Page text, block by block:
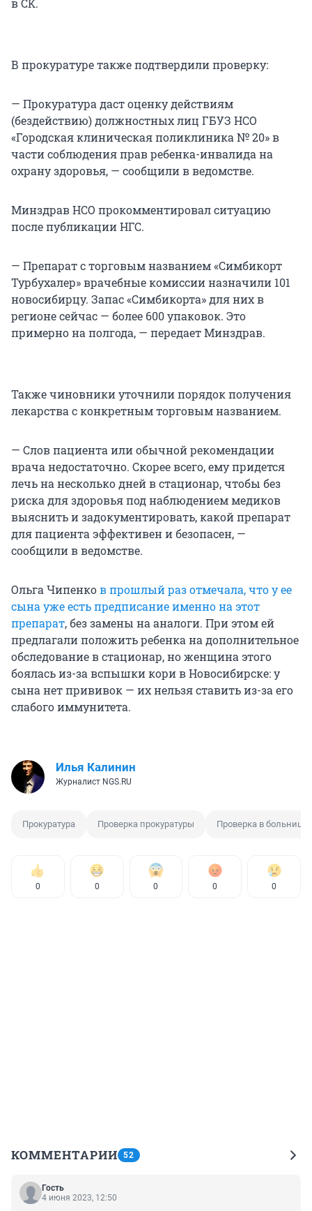
в СК.
В прокуратуре также подтвердили проверку:
— Прокуратура даст оценку действиям
(бездействию) должностных лиц ГБУЗ НСО
«Городская клиническая поликлиника № 20» в
части соблюдения прав ребенка-инвалида на
охрану здоровья, — сообщили в ведомстве.
Минздрав НСО прокомментировал ситуацию
после публикации НГС.
— Препарат с торговым названием «Симбикорт
Турбухалер» врачебные комиссии назначили 101
новосибирцу. Запас «Симбикорта» для них в
регионе сейчас — более 600 упаковок. Это
примерно на полгода, — передает Минздрав.
Также чиновники уточнили порядок получения
лекарства с конкретным торговым названием.
— Слов пациента или обычной рекомендации
врача недостаточно. Скорее всего, ему придется
лечь на несколько дней в стационар, чтобы без
риска для здоровья под наблюдением медиков
выяснить и задокументировать, какой препарат
для пациента эффективен и безопасен, —
сообщили в ведомстве.
Ольга Чипенков прошлый раз отмечала, что у ее
сына уже есть предписание именно на этот
препарат, без замены на аналоги. При этом ей
предлагали положить ребенка на дополнительное
обследование в стационар, но женщина этого
боялась из-за вспышки кори в Новосибирске: у
сына нет прививок — их нельзя ставить из-за его
слабого иммунитета.
Илья Калинин
Журналист NGS.RU
Прокуратура Проверка прокуратуры Проверка в больнице
0 0 0 0 0
КОММЕНТАРИИ 52
Гость
4 июня 2023, 12:50